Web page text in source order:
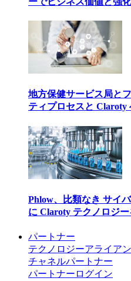
地方保健サービス局と
ティプロセスと Claroty
Phlow、比類なき サイ
に Claroty テクノロジ
パートナー
テクノロジーアライア
チャネルパートナー
パートナーログイン